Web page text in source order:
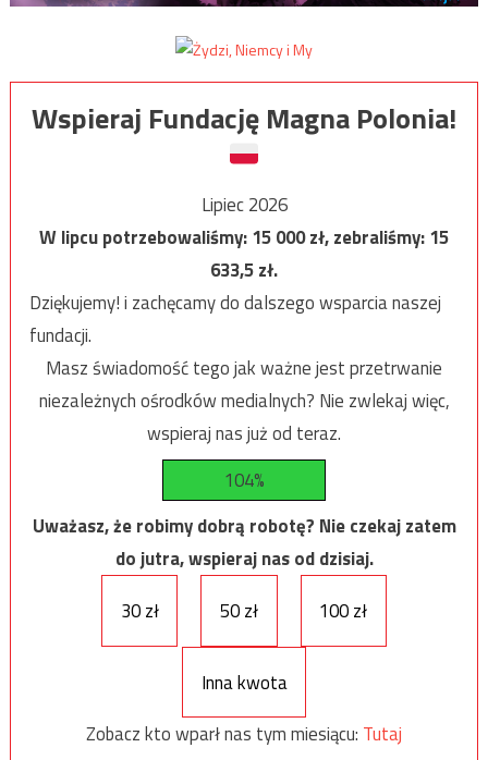
Wspieraj Fundację Magna Polonia!
Lipiec 2026
W lipcu potrzebowaliśmy:15 000zł, zebraliśmy:15
633,5zł.
Dziękujemy! i zachęcamy do dalszego wsparcia naszej
fundacji.
Masz świadomość tego jak ważne jest przetrwanie
niezależnych ośrodków medialnych? Nie zwlekaj więc,
wspieraj nas już od teraz.
104%
Uważasz, że robimy dobrą robotę? Nie czekaj zatem
do jutra, wspieraj nas od dzisiaj.
30 zł
50 zł 100 zł
Inna kwota
Zobacz kto wparł nas tym miesiącu: Tutaj